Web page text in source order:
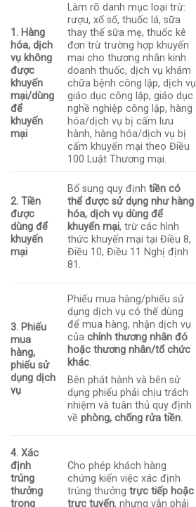
1. Hàng
hóa, dịch
vụ không
được
khuyến
mại/dùng
để
khuyến
mại
Làm rõ danh mục loại trừ:
rượu, xổ số, thuốc lá, sữa
thay thế sữa mẹ, thuốc kê
đơn trừ trường hợp khuyến
mại cho thương nhân kinh
doanh thuốc, dịch vụ khám
chữa bệnh công lập, dịch vụ
giáo dục công lập, giáo dục
nghề nghiệp công lập, hàng
hóa/dịch vụ bị cấm lưu
hành, hàng hóa/dịch vụ bị
cấm khuyến mại theo Điều
100 Luật Thương mại.
2. Tiền
được
dùng để
khuyến
mại
Bổ sung quy địnhtiền có
thể được sử dụng như hàng
hóa, dịch vụ dùng để
khuyến mại, trừ các hình
thức khuyến mại tại Điều 8,
Điều 10, Điều 11 Nghị định
81.
3. Phiếu
mua
hàng,
phiếu sử
dụng dịch
vụ
Phiếu mua hàng/phiếu sử
dụng dịch vụ có thể dùng
để mua hàng, nhận dịch vụ
củachính thương nhân đó
hoặc thương nhân/tổ chức
khác.
Bên phát hành và bên sử
dụng phiếu phải chịu trách
nhiệm và tuân thủ quy định
vềphòng, chống rửa tiền.
4. Xác
định
trúng
thưởng
trong
Cho phép khách hàng
chứng kiến việc xác định
trúng thưởngtrực tiếp hoặc
trực tuyến, nhưng vẫn phải